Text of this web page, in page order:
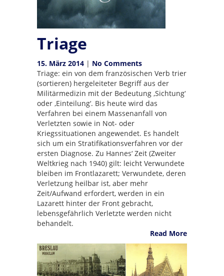
Triage
15. März 2014 | No Comments
Triage: ein von dem französischen Verb trier
(sortieren) hergeleiteter Begriff aus der
Militärmedizin mit der Bedeutung ‚Sichtung‘
oder ‚Einteilung‘. Bis heute wird das
Verfahren bei einem Massenanfall von
Verletzten sowie in Not- oder
Kriegssituationen angewendet. Es handelt
sich um ein Stratifikationsverfahren vor der
ersten Diagnose. Zu Hannes‘ Zeit (Zweiter
Weltkrieg nach 1940) gilt: leicht Verwundete
bleiben im Frontlazarett; Verwundete, deren
Verletzung heilbar ist, aber mehr
Zeit/Aufwand erfordert, werden in ein
Lazarett hinter der Front gebracht,
lebensgefährlich Verletzte werden nicht
behandelt.
Read More